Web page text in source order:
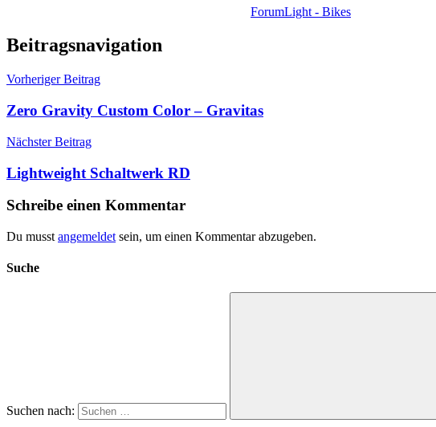
ForumLight - Bikes
Beitragsnavigation
Vorheriger Beitrag
Zero Gravity Custom Color – Gravitas
Nächster Beitrag
Lightweight Schaltwerk RD
Schreibe einen Kommentar
Du musst angemeldet sein, um einen Kommentar abzugeben.
Suche
Suchen nach: